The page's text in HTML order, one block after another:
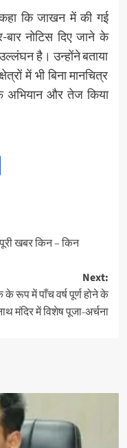
कहा कि जाखन में की गई
बार नोटिस दिए जाने के
है। उन्होंने बताया
में भी बिना मानचित्र
अभियान और तेज किया
Share
खबर किन – किन
Next:
रूप में पाँच वर्ष पूर्ण होने के
मंदिर में विशेष पूजा-अर्चना